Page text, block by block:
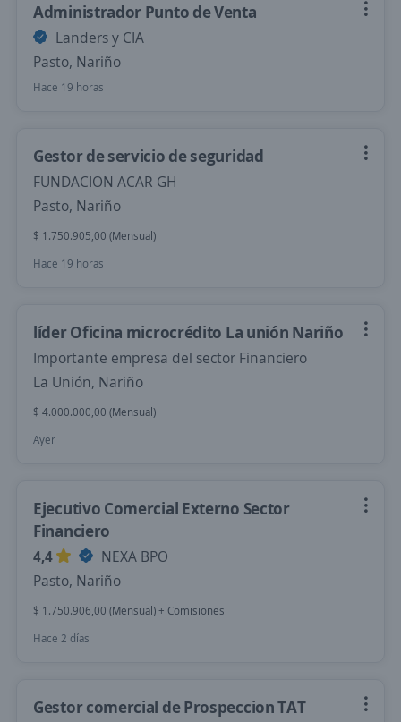
Administrador Punto de Venta
Landers y CIA
Pasto, Nariño
Hace 19 horas
Gestor de servicio de seguridad
FUNDACION ACAR GH
Pasto, Nariño
$ 1.750.905,00 (Mensual)
Hace 19 horas
líder Oficina microcrédito La unión Nariño
Importante empresa del sector Financiero
La Unión, Nariño
$ 4.000.000,00 (Mensual)
Ayer
Ejecutivo Comercial Externo Sector
Financiero
4,4
NEXA BPO
Pasto, Nariño
$ 1.750.906,00 (Mensual) + Comisiones
Hace 2 días
Gestor comercial de Prospeccion TAT